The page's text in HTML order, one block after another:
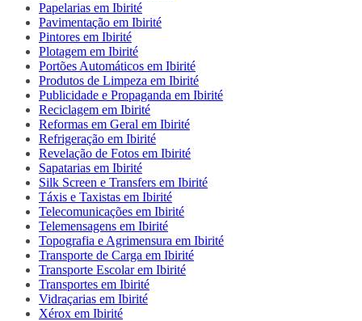
Papelarias em Ibirité
Pavimentação em Ibirité
Pintores em Ibirité
Plotagem em Ibirité
Portões Automáticos em Ibirité
Produtos de Limpeza em Ibirité
Publicidade e Propaganda em Ibirité
Reciclagem em Ibirité
Reformas em Geral em Ibirité
Refrigeração em Ibirité
Revelação de Fotos em Ibirité
Sapatarias em Ibirité
Silk Screen e Transfers em Ibirité
Táxis e Taxistas em Ibirité
Telecomunicações em Ibirité
Telemensagens em Ibirité
Topografia e Agrimensura em Ibirité
Transporte de Carga em Ibirité
Transporte Escolar em Ibirité
Transportes em Ibirité
Vidraçarias em Ibirité
Xérox em Ibirité